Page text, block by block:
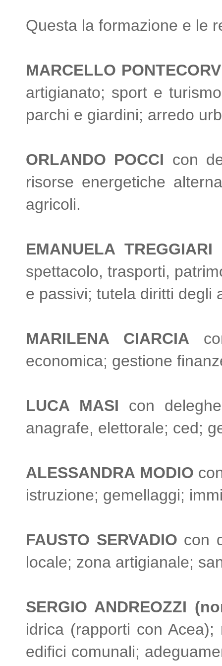
Questa la formazione e le
MARCELLO
artigianato; sport e
parchi e giardini; arredo
ORLANDO POCCI con
risorse energetiche
agricoli.
EMANUELA TREGGIARI
spettacolo, trasporti,
e passivi; tutela diritti degli
MARILENA CIARCIA
economica; gestione
LUCA MASI con
anagrafe, elettorale; ced;
ALESSANDRA MODIO
istruzione; gemellaggi;
FAUSTO SERVADIO con
locale; zona artigianale;
SERGIO ANDREOZZI
idrica (rapporti con
edifici comunali;